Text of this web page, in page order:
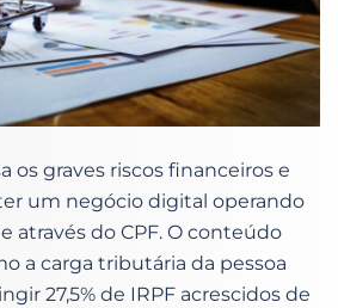
os graves riscos financeiros e
um negócio digital operando
através do CPF. O conteúdo
a carga tributária da pessoa
27,5% de IRPF acrescidos de